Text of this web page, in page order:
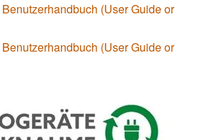
(User Guide or
(User Guide or